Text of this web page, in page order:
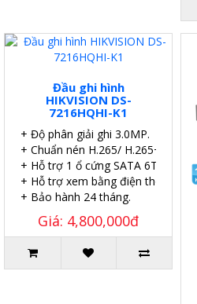
Đầu ghi hình
HIKVISION DS-
7216HQHI-K1
+ Độ phân giải ghi 3.0MP.
+ Chuẩn nén H.265/ H.265+.
+ Hỗ trợ 1 ổ cứng SATA 6TB.
+ Hỗ trợ xem bằng điện thoại.
+ Bảo hành 24 tháng.
Giá: 4,800,000đ